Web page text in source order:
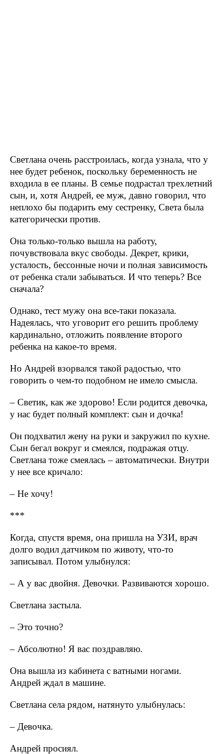
Светлана очень расстроилась, когда узнала, что у
нее будет ребенок, поскольку беременность не
входила в ее планы. В семье подрастал трехлетний
сын, и, хотя Андрей, ее муж, давно говорил, что
неплохо бы подарить ему сестренку, Света была
категорически против.
Она только-только вышла на работу,
почувствовала вкус свободы. Декрет, крики,
усталость, бессонные ночи и полная зависимость
от ребенка стали забываться. И что теперь? Все
сначала?
Однако, тест мужу она все-таки показала.
Надеялась, что уговорит его решить проблему
кардинально, отложить появление второго
ребенка на какое-то время.
Но Андрей взорвался такой радостью, что
говорить о чем-то подобном не имело смысла.
– Светик, как же здорово! Если родится девочка,
у нас будет полный комплект: сын и дочка!
Он подхватил жену на руки и закружил по кухне.
Сын бегал вокруг и смеялся, подражая отцу.
Светлана тоже смеялась – автоматически. Внутри
у нее все кричало:
– Не хочу!
***
Когда, спустя время, она пришла на УЗИ, врач
долго водил датчиком по животу, что-то
записывал. Потом улыбнулся:
– А у вас двойня. Девочки. Развиваются хорошо.
Светлана застыла.
– Это точно?
– Абсолютно! Я вас поздравляю.
Она вышла из кабинета с ватными ногами.
Андрей ждал в машине.
Светлана села рядом, натянуто улыбнулась:
– Девочка.
Андрей просиял.